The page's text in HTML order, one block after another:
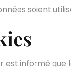
soient
est informé